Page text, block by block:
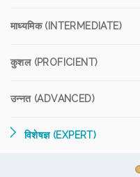
माध्यमिक (INTERMEDIATE)
कुशल (PROFICIENT)
उन्नत (ADVANCED)
विशेषज्ञ (EXPERT)